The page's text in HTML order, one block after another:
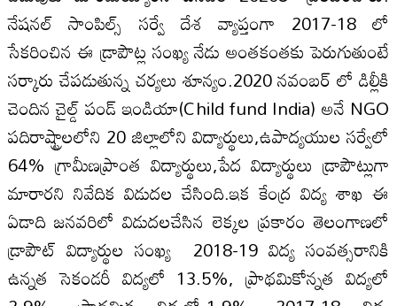
నేషనల్ సాంపిల్స్ సర్వే దేశ వ్యాప్తంగా 2017-18 లో
సేకరించిన ఈ డ్రాపౌట్ల సంఖ్య నేడు అంతకంతకు పెరుగుతుంటే
సర్కారు చేపడుతున్న చర్యలు శూన్యం.2020 నవంబర్ లో డిల్లీకి
చెందిన చైల్డ్ పండ్ ఇండియా(Child fund India) అనే NGO
పదిరాష్ట్రాలలోని 20 జిల్లాలోని విద్యార్థులు,ఉపాద్యయుల సర్వేలో
64% గ్రామీణప్రాంత విద్యార్థులు,పేద విద్యార్థులు డ్రాపౌట్లుగా
మారారని నివేదిక విడుదల చేసింది.ఇక కేంద్ర విద్య శాఖ ఈ
ఏడాది జనవరిలో విడుదలచేసిన లెక్కల ప్రకారం తెలంగాణలో
డ్రాపౌట్ విద్యార్థుల సంఖ్య 2018-19 విద్య సంవత్సరానికి
ఉన్నత సెకండరీ విద్యలో 13.5%, ప్రాథమికోన్నత విద్యలో